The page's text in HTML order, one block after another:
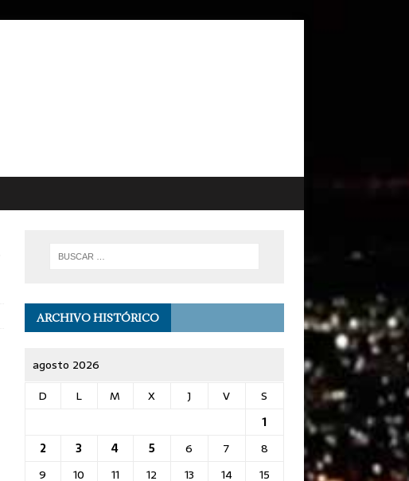
ARCHIVO HISTÓRICO
agosto 2026
D
L M X J V
S
1
2
3 4 5 6 7
8
9
10 11 12 13 14
15